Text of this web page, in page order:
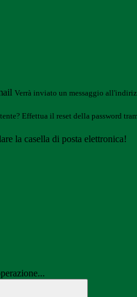
Verrà inviato un messaggio
Effettua il reset della password
la casella di posta elettronica!